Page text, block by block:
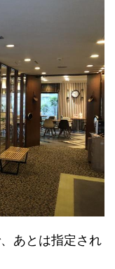
あとは指定され